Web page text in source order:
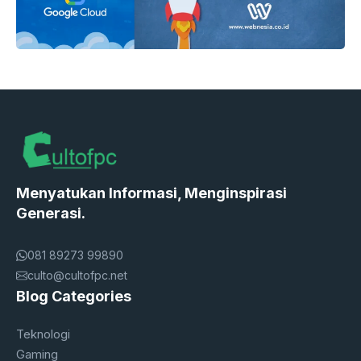
Menyatukan Informasi, Menginspirasi
Generasi.
081 89273 99890
culto@cultofpc.net
Blog Categories
Teknologi
Gaming